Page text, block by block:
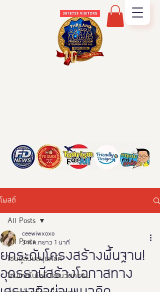
โพสต์
All Posts
โซนผู้สนับสนุนหลัก
โซนเทคโนโลยี และนวัตกรรม
All Posts
ยกระดับโครงสร้างพื้นฐาน!
อุดรธานีสร้างโอกาสทาง
ceewiwxoxo
3 ก.ค.
ยาว 1 นาที